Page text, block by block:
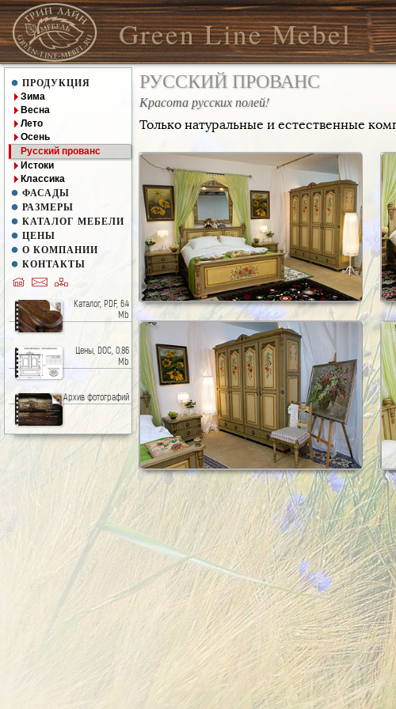
РУССКИЙ ПРОВАНС
Красота русских полей!
Только натуральные и естественные
Green Line Mebel
ПРОДУКЦИЯ
Зима
Весна
Лето
Осень
Русский прованс
Истоки
Классика
ФАСАДЫ
РАЗМЕРЫ
КАТАЛОГ МЕБЕЛИ
ЦЕНЫ
О КОМПАНИИ
КОНТАКТЫ
Каталог, PDF, 6.4
Mb
Цены, DOC, 0.86
Mb
Архив фотографий